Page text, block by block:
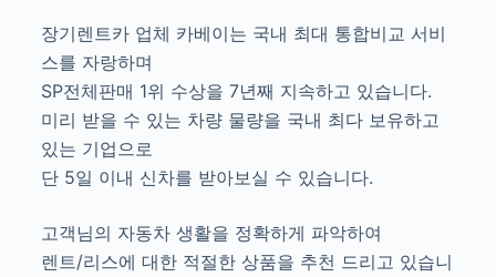
장기렌트카 업체 카베이는 국내 최대 통합비교 서비
스를 자랑하며
SP전체판매 1위 수상을 7년째 지속하고 있습니다.
미리 받을 수 있는 차량 물량을 국내 최다 보유하고
있는 기업으로
단 5일 이내 신차를 받아보실 수 있습니다.
고객님의 자동차 생활을 정확하게 파악하여
렌트/리스에 대한 적절한 상품을 추천 드리고 있습니